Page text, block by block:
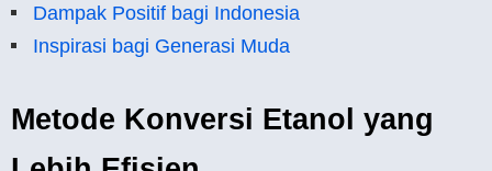
Dampak Positif bagi Indonesia
Inspirasi bagi Generasi Muda
Metode Konversi Etanol yang